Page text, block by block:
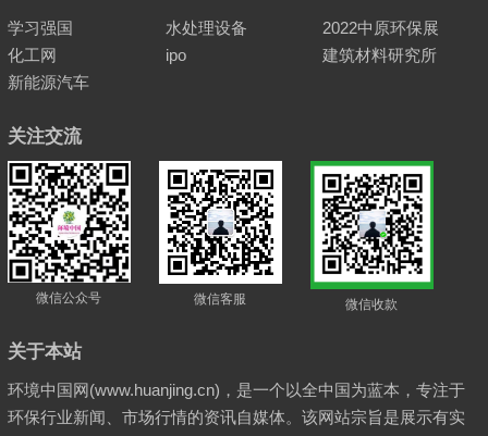
学习强国 水处理设备
2022中原环保展
化工网
ipo
建筑材料研究所
新能源汽车
关注交流
微信公众号 微信客服 微信收款
关于本站
环境中国网(www.huanjing.cn)，是一个以全中国为蓝本，专注于
环保行业新闻、市场行情的资讯自媒体。该网站宗旨是展示有实